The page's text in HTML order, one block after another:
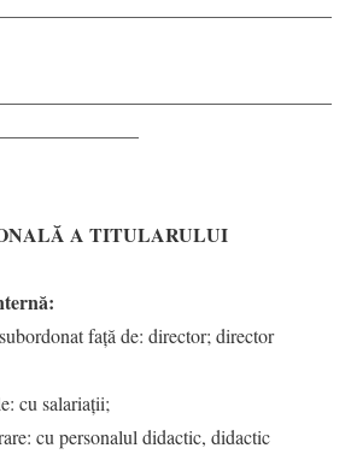
A TITULARULUI
faţă de: director; director
cu salariaţii;
cu personalul didactic, didactic